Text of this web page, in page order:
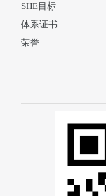
SHE目标
体系证书
荣誉